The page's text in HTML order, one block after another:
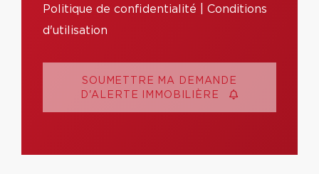
Politique de confidentialité
Conditions
d'utilisation
SOUMETTRE MA DEMANDE
D'ALERTE IMMOBILIÈRE